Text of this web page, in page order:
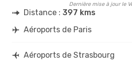
Dernière mise à jour le
Distance : 397 kms
Aéroports de Paris
Aéroports de Strasbourg